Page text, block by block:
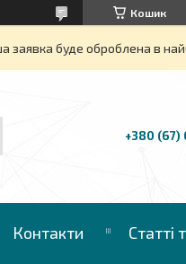
Кошик
заявка буде оброблена в
+380 (67)
Контакти Статті